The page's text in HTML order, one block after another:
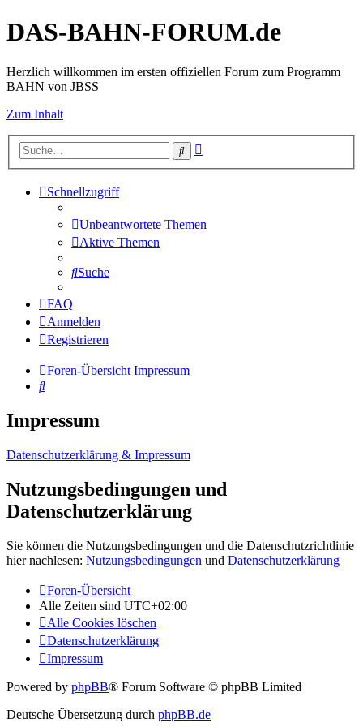
DAS-BAHN-FORUM.de
Herzlich willkommen im ersten offiziellen Forum zum Programm
BAHN von JBSS
Zum Inhalt
Suche
Schnellzugriff
Unbeantwortete Themen
Aktive Themen
Suche
FAQ
Anmelden
Registrieren
Foren-Übersicht Impressum
Suche
Impressum
Datenschutzerklärung & Impressum
Nutzungsbedingungen und
Datenschutzerklärung
Sie können die Nutzungsbedingungen und die Datenschutzrichtlinie
hier nachlesen: Nutzungsbedingungen und Datenschutzerklärung
Foren-Übersicht
Alle Zeiten sind UTC+02:00
Alle Cookies löschen
Datenschutzerklärung
Impressum
Powered by phpBB® Forum Software © phpBB Limited
Deutsche Übersetzung durch phpBB.de